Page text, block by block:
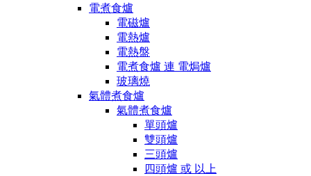
電煮食爐
電磁爐
電熱爐
電熱盤
電煮食爐 連 電焗爐
玻璃燒
氣體煮食爐
氣體煮食爐
單頭爐
雙頭爐
三頭爐
四頭爐 或 以上